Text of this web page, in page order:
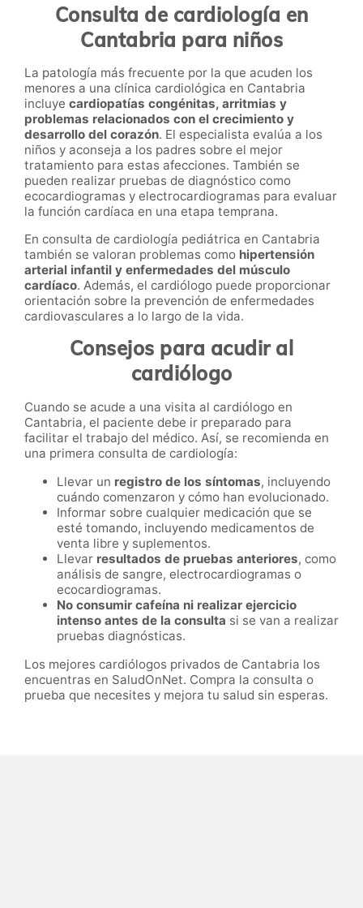
Consulta de cardiología en
Cantabria para niños
La patología más frecuente por la que acuden los
menores a una clínica cardiológica en Cantabria
incluye cardiopatías congénitas, arritmias y
problemas relacionados con el crecimiento y
desarrollo del corazón. El especialista evalúa a los
niños y aconseja a los padres sobre el mejor
tratamiento para estas afecciones. También se
pueden realizar pruebas de diagnóstico como
ecocardiogramas y electrocardiogramas para evaluar
la función cardíaca en una etapa temprana.
En consulta de cardiología pediátrica en Cantabria
también se valoran problemas como hipertensión
arterial infantil y enfermedades del músculo
cardíaco. Además, el cardiólogo puede proporcionar
orientación sobre la prevención de enfermedades
cardiovasculares a lo largo de la vida.
Consejos para acudir al
cardiólogo
Cuando se acude a una visita al cardiólogo en
Cantabria, el paciente debe ir preparado para
facilitar el trabajo del médico. Así, se recomienda en
una primera consulta de cardiología:
Llevar un registro de los síntomas, incluyendo
cuándo comenzaron y cómo han evolucionado.
Informar sobre cualquier medicación que se
esté tomando, incluyendo medicamentos de
venta libre y suplementos.
Llevar resultados de pruebas anteriores, como
análisis de sangre, electrocardiogramas o
ecocardiogramas.
No consumir cafeína ni realizar ejercicio
intenso antes de la consulta si se van a realizar
pruebas diagnósticas.
Los mejores cardiólogos privados de Cantabria los
encuentras en SaludOnNet. Compra la consulta o
prueba que necesites y mejora tu salud sin esperas.